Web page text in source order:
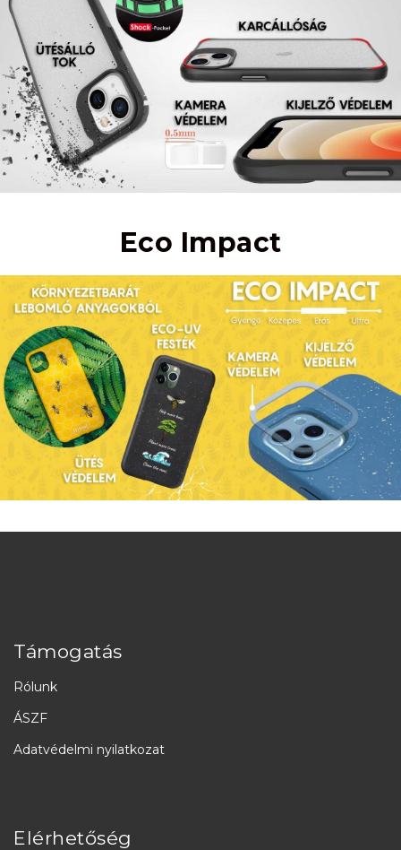
Eco Impact
Támogatás
Rólunk
ÁSZF
Adatvédelmi nyilatkozat
Elérhetőség